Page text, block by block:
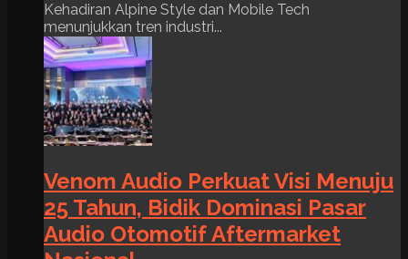
Kehadiran Alpine Style dan Mobile Tech
menunjukkan tren industri...
Venom Audio Perkuat Visi Menuju
25 Tahun, Bidik Dominasi Pasar
Audio Otomotif Aftermarket